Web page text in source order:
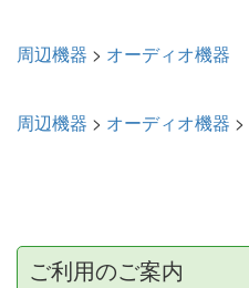
周辺機器 > オーディオ機器
周辺機器 > オーディオ機器 >
ご利用のご案内